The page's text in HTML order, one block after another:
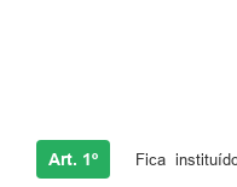
Art. 1º Fica